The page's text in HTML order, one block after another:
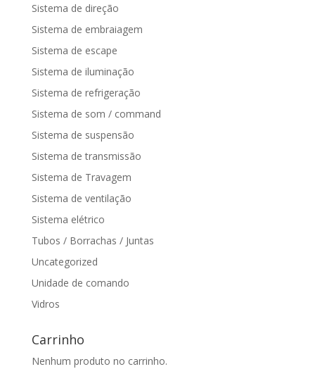
Sistema de direção
Sistema de embraiagem
Sistema de escape
Sistema de iluminação
Sistema de refrigeração
Sistema de som / command
Sistema de suspensão
Sistema de transmissão
Sistema de Travagem
Sistema de ventilação
Sistema elétrico
Tubos / Borrachas / Juntas
Uncategorized
Unidade de comando
Vidros
Carrinho
Nenhum produto no carrinho.